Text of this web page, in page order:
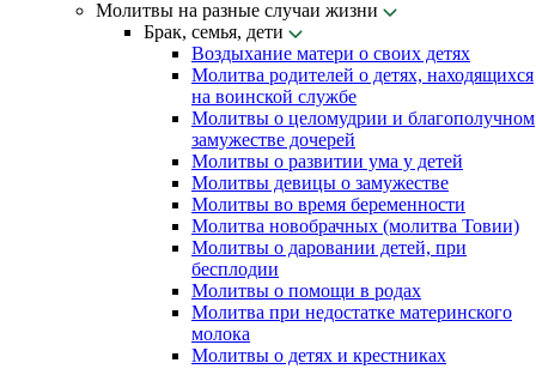
Молитвы на разные случаи жизни
Брак, семья, дети
Воздыхание матери о своих детях
Молитва родителей о детях, находящихся
на воинской службе
Молитвы о целомудрии и благополучном
замужестве дочерей
Молитвы о развитии ума у детей
Молитвы девицы о замужестве
Молитвы во время беременности
Молитва новобрачных (молитва Товии)
Молитвы о даровании детей, при
бесплодии
Молитвы о помощи в родах
Молитва при недостатке материнского
молока
Молитвы о детях и крестниках